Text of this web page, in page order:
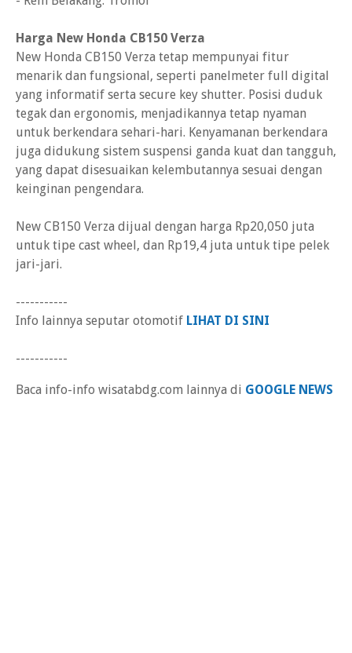
Harga New Honda CB150 Verza
New Honda CB150 Verza tetap mempunyai fitur
menarik dan fungsional, seperti panelmeter full digital
yang informatif serta secure key shutter. Posisi duduk
tegak dan ergonomis, menjadikannya tetap nyaman
untuk berkendara sehari-hari. Kenyamanan berkendara
juga didukung sistem suspensi ganda kuat dan tangguh,
yang dapat disesuaikan kelembutannya sesuai dengan
keinginan pengendara.
New CB150 Verza dijual dengan harga Rp20,050 juta
untuk tipe cast wheel, dan Rp19,4 juta untuk tipe pelek
jari-jari.
-----------
Info lainnya seputar otomotif LIHAT DI SINI
-----------
Baca info-info wisatabdg.com lainnya di GOOGLE NEWS